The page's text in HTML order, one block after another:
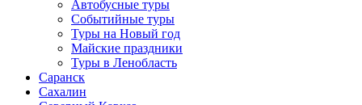
Автобусные туры
Событийные туры
Туры на Новый год
Майские праздники
Туры в Ленобласть
Саранск
Сахалин